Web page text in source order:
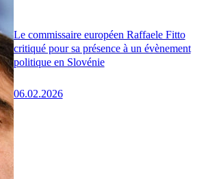
Le commissaire européen Raffaele Fitto
critiqué pour sa présence à un évènement
politique en Slovénie
06.02.2026